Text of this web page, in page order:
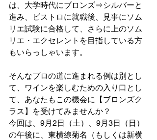
は、大学時代にブロンズ⇒シルバーと
進み、ビストロに就職後、見事にソム
リエ試験に合格して、さらに上のソム
リエ・エクセレントを目指している方
もいらっしゃいます。
そんなプロの道に進まれる例は別とし
て、ワインを楽しむための入り口とし
て、あなたもこの機会に【ブロンズク
ラス】を受けてみませんか？
今回は、9月2日（土）、9月3日（日）
の午後に、東横線菊名（もしくは新横